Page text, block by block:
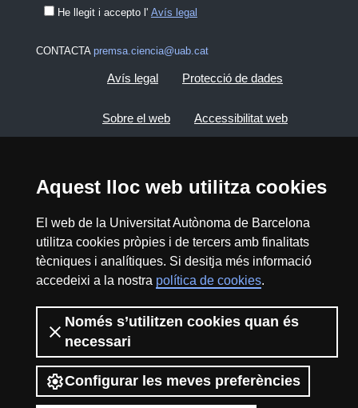
Aquest lloc web utilitza cookies
El web de la Universitat Autònoma de Barcelona
utilitza cookies pròpies i de tercers amb finalitats
tècniques i analítiques. Si desitja més informació
accedeixi a la nostra política de cookies.
Només s’utilitzen cookies quan és
necessari
Configurar les meves preferències
He llegit i accepto l' Avís legal
CONTACTA premsa.ciencia@uab.cat
Avís legal Protecció de dades
Sobre el web Accessibilitat web
Reconeixement - No Comercial (CC BY NC) -
ISSN: 2014-6388
View low-bandwidth version